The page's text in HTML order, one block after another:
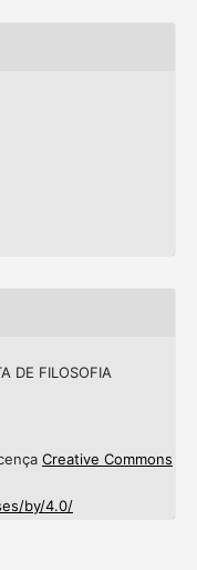
DE FILOSOFIA
Creative Commons
by/4.0/